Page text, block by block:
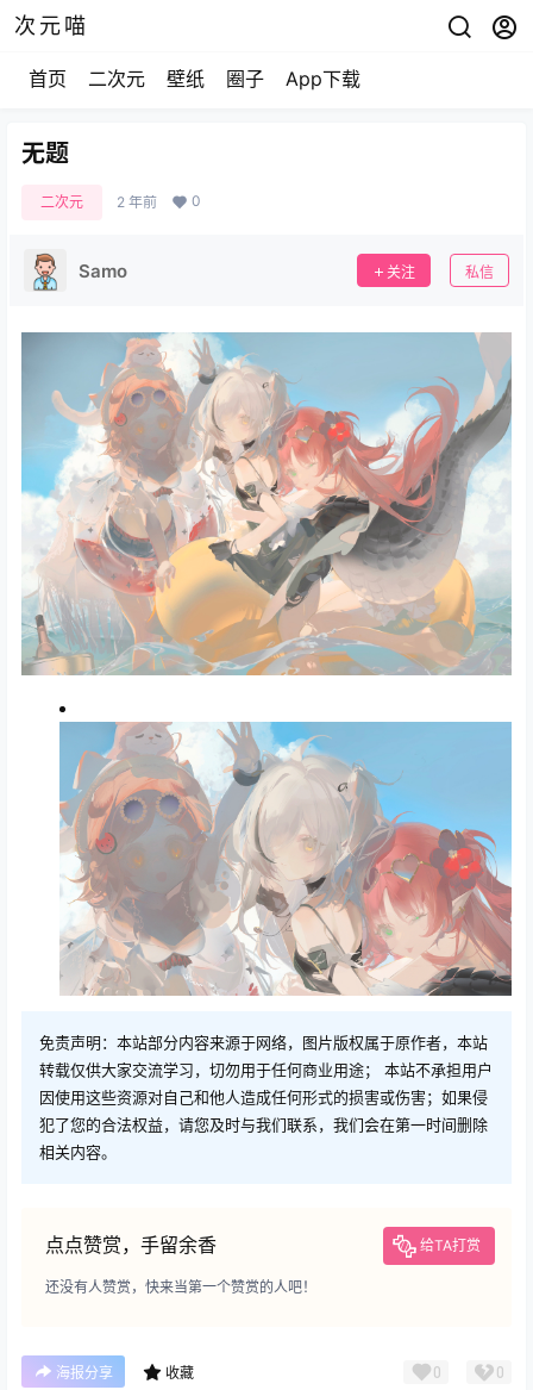
次元喵
首页 二次元 壁纸 圈子 App下载
无题
二次元 2 年前 0
Samo 关注 私信
免责声明：本站部分内容来源于网络，图片版权属于原作者，本站
转载仅供大家交流学习，切勿用于任何商业用途； 本站不承担用户
因使用这些资源对自己和他人造成任何形式的损害或伤害；如果侵
犯了您的合法权益，请您及时与我们联系，我们会在第一时间删除
相关内容。
点点赞赏，手留余香 给TA打赏
还没有人赞赏，快来当第一个赞赏的人吧！
海报分享 收藏 0 0